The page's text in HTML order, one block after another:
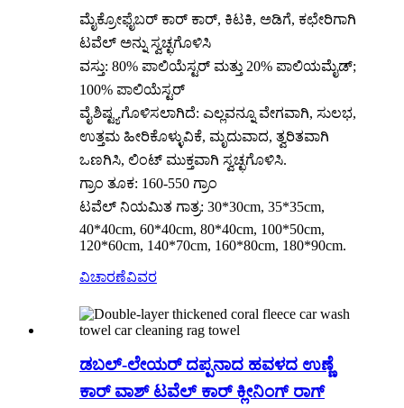
ಮೈಕ್ರೋಫೈಬರ್ ಕಾರ್ ಕಾರ್, ಕಿಟಕಿ, ಅಡಿಗೆ, ಕಛೇರಿಗಾಗಿ
ಟವೆಲ್ ಅನ್ನು ಸ್ವಚ್ಛಗೊಳಿಸಿ
ವಸ್ತು: 80% ಪಾಲಿಯೆಸ್ಟರ್ ಮತ್ತು 20% ಪಾಲಿಯಮೈಡ್;
100% ಪಾಲಿಯೆಸ್ಟರ್
ವೈಶಿಷ್ಟ್ಯಗೊಳಿಸಲಾಗಿದೆ: ಎಲ್ಲವನ್ನೂ ವೇಗವಾಗಿ, ಸುಲಭ,
ಉತ್ತಮ ಹೀರಿಕೊಳ್ಳುವಿಕೆ, ಮೃದುವಾದ, ತ್ವರಿತವಾಗಿ
ಒಣಗಿಸಿ, ಲಿಂಟ್ ಮುಕ್ತವಾಗಿ ಸ್ವಚ್ಛಗೊಳಿಸಿ.
ಗ್ರಾಂ ತೂಕ: 160-550 ಗ್ರಾಂ
ಟವೆಲ್ ನಿಯಮಿತ ಗಾತ್ರ: 30*30cm, 35*35cm,
40*40cm, 60*40cm, 80*40cm, 100*50cm,
120*60cm, 140*70cm, 160*80cm, 180*90cm.
ವಿಚಾರಣೆವಿವರ
ಡಬಲ್-ಲೇಯರ್ ದಪ್ಪನಾದ ಹವಳದ ಉಣ್ಣೆ
ಕಾರ್ ವಾಶ್ ಟವೆಲ್ ಕಾರ್ ಕ್ಲೀನಿಂಗ್ ರಾಗ್